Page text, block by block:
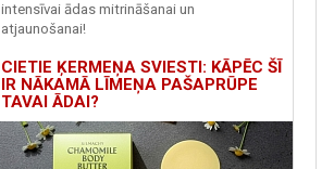
intensīvai ādas mitrināšanai un
atjaunošanai!
CIETIE ĶERMEŅA SVIESTI: KĀPĒC ŠĪ
IR NĀKAMĀ LĪMEŅA PAŠAPRŪPE
TAVAI ĀDAI?